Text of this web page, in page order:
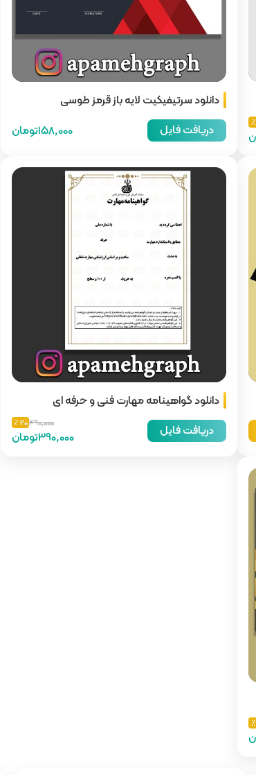
دانلود سرتیفیکیت لایه باز قرمز طوسی
دریافت فایل
158,000تومان
دانلود گواهینامه مهارت فنی و حرفه ای
دریافت فایل
490,00020 ٪
390,000تومان